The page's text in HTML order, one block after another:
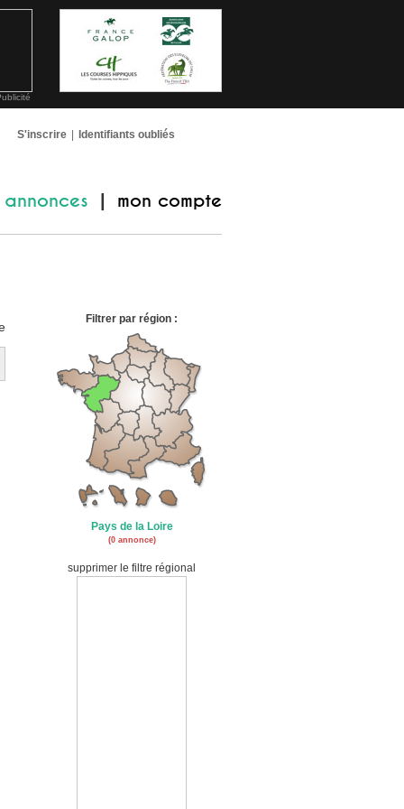
S'inscrire Identifiants oubliés
annonces mon compte
Filtrer par région :
Pays de la Loire
(0 annonce)
supprimer le filtre régional